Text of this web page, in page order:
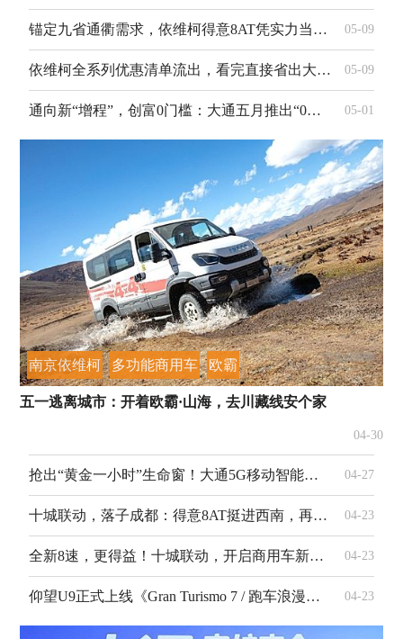
锚定九省通衢需求，依维柯得意8AT凭实力当上城配圈“显眼包” 05-09
依维柯全系列优惠清单流出，看完直接省出大一笔 05-09
通向新“增程”，创富0门槛：大通五月推出“0首付0月供0利率”，致敬奋斗者 05-01
南京依维柯 多功能商用车 欧霸
五一逃离城市：开着欧霸·山海，去川藏线安个家
04-30
抢出“黄金一小时”生命窗！大通5G移动智能急救复苏车亮相2050大会 04-27
十城联动，落子成都：得意8AT挺进西南，再造城市物流新标杆 04-23
全新8速，更得益！十城联动，开启商用车新纪元 04-23
仰望U9正式上线《Gran Turismo 7 / 跑车浪漫旅7》 04-23